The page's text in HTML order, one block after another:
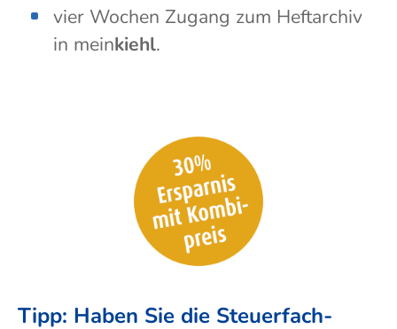
vier Wochen Zugang zum Heftarchiv
in meinkiehl.
Tipp: Haben Sie die Steuer­fach­